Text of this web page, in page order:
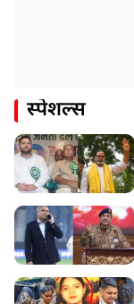
स्पेशल्स